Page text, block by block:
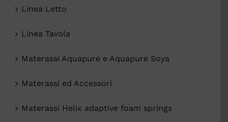
Linea Letto
Linea Tavola
Materassi Aquapure e Aquapure Soya
Materassi ed Accessori
Materassi Helix adaptive foam springs